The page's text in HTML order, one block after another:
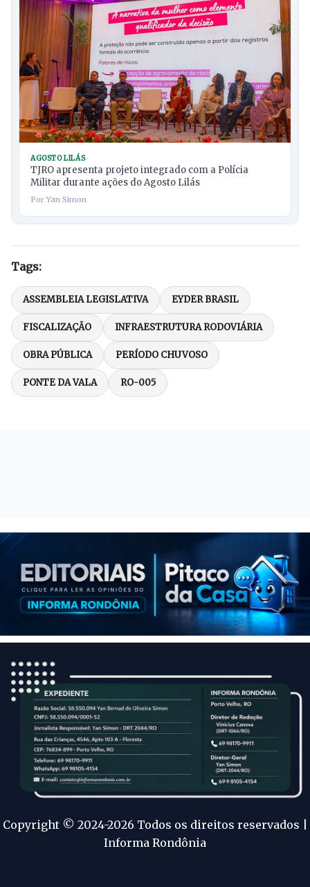
AGOSTO LILÁS
TJRO apresenta projeto integrado com a Polícia
Militar durante ações do Agosto Lilás
Por Yan Simon
Tags:
ASSEMBLEIA LEGISLATIVA EYDER BRASIL
FISCALIZAÇÃO INFRAESTRUTURA RODOVIÁRIA
OBRA PÚBLICA PERÍODO CHUVOSO
PONTE DA VALA RO-005
Copyright © 2024-2026 Todos os direitos reservados |
Informa Rondônia